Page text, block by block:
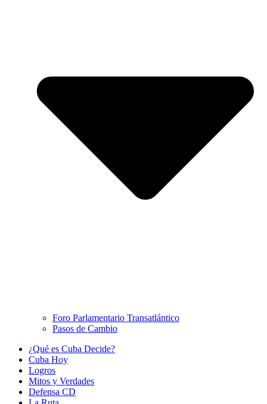
Foro Parlamentario Transatlántico
Pasos de Cambio
¿Qué es Cuba Decide?
Cuba Hoy
Logros
Mitos y Verdades
Defensa CD